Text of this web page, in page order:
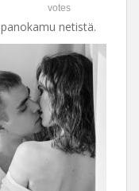
votes
netistä.